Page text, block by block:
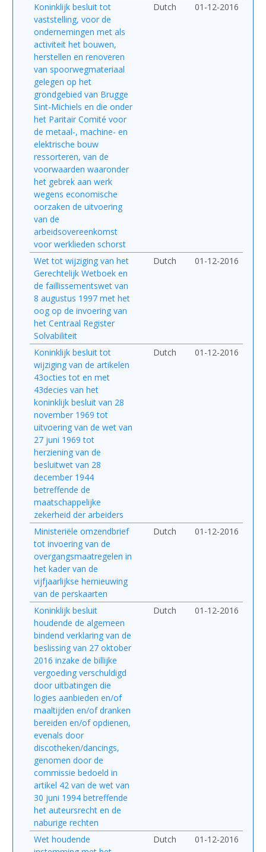
Koninklijk besluit tot
vaststelling, voor de
ondernemingen met als
activiteit het bouwen,
herstellen en renoveren
van spoorwegmateriaal
gelegen op het
grondgebied van Brugge
Sint-Michiels en die onder
het Paritair Comité voor
de metaal-, machine- en
elektrische bouw
ressorteren, van de
voorwaarden waaronder
het gebrek aan werk
wegens economische
oorzaken de uitvoering
van de
arbeidsovereenkomst
voor werklieden schorst
Dutch 01-12-2016
Wet tot wijziging van het
Gerechtelijk Wetboek en
de faillissementswet van
8 augustus 1997 met het
oog op de invoering van
het Centraal Register
Solvabiliteit
Dutch 01-12-2016
Koninklijk besluit tot
wijziging van de artikelen
43octies tot en met
43decies van het
koninklijk besluit van 28
november 1969 tot
uitvoering van de wet van
27 juni 1969 tot
herziening van de
besluitwet van 28
december 1944
betreffende de
maatschappelijke
zekerheid der arbeiders
Dutch 01-12-2016
Ministeriële omzendbrief
tot invoering van de
overgangsmaatregelen in
het kader van de
vijfjaarlijkse hernieuwing
van de perskaarten
Dutch 01-12-2016
Koninklijk besluit
houdende de algemeen
bindend verklaring van de
beslissing van 27 oktober
2016 inzake de billijke
vergoeding verschuldigd
door uitbatingen die
logies aanbieden en/of
maaltijden en/of dranken
bereiden en/of opdienen,
evenals door
discotheken/dancings,
genomen door de
commissie bedoeld in
artikel 42 van de wet van
30 juni 1994 betreffende
het auteursrecht en de
naburige rechten
Dutch 01-12-2016
Wet houdende
Dutch 01-12-2016